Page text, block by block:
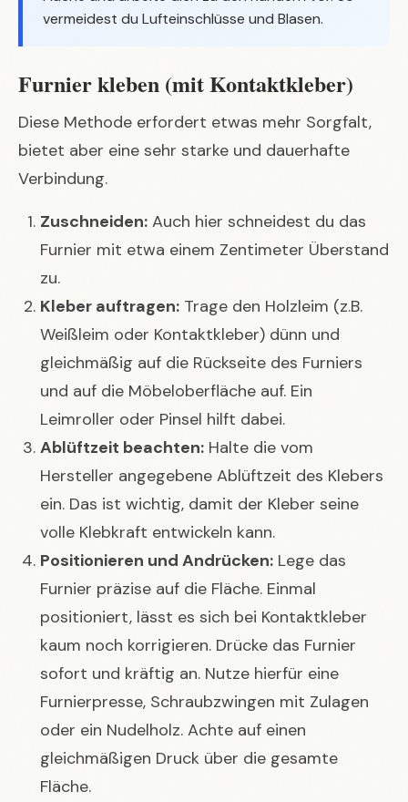
vermeidest du Lufteinschlüsse und Blasen.
Furnier kleben (mit Kontaktkleber)
Diese Methode erfordert etwas mehr Sorgfalt,
bietet aber eine sehr starke und dauerhafte
Verbindung.
Zuschneiden: Auch hier schneidest du das
Furnier mit etwa einem Zentimeter Überstand
zu.
Kleber auftragen: Trage den Holzleim (z.B.
Weißleim oder Kontaktkleber) dünn und
gleichmäßig auf die Rückseite des Furniers
und auf die Möbeloberfläche auf. Ein
Leimroller oder Pinsel hilft dabei.
Ablüftzeit beachten: Halte die vom
Hersteller angegebene Ablüftzeit des Klebers
ein. Das ist wichtig, damit der Kleber seine
volle Klebkraft entwickeln kann.
Positionieren und Andrücken: Lege das
Furnier präzise auf die Fläche. Einmal
positioniert, lässt es sich bei Kontaktkleber
kaum noch korrigieren. Drücke das Furnier
sofort und kräftig an. Nutze hierfür eine
Furnierpresse, Schraubzwingen mit Zulagen
oder ein Nudelholz. Achte auf einen
gleichmäßigen Druck über die gesamte
Fläche.